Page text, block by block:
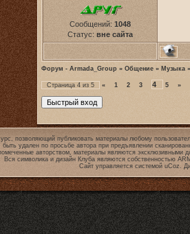
Сообщений: 1048
Статус: вне сайта
Форум - Armada_Group » Общение » Музыка »
Страница 4 из 5 « 1 2 3 4 5 »
позволяющий публиковать материалы любому
быть удален по просьбе автора при предъявлении
авторством, материалы являются эксклюзивными
Вся символика и дизайн Клуба являются собственностью
Сайт управляется системой uCoz.